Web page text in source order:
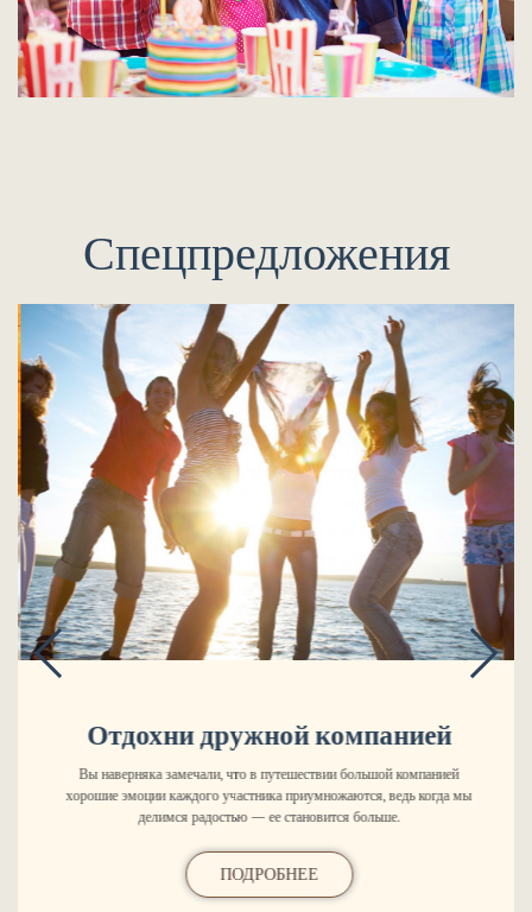
Спецпредложения
Отдохни дружной компанией
Вы наверняка замечали, что в путешествии большой компанией
хорошие эмоции каждого участника приумножаются, ведь когда мы
делимся радостью — ее становится больше.
ПОДРОБНЕЕ